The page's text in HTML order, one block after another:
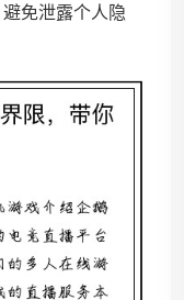
免泄露个人隐